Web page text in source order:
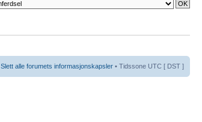
Slett alle forumets informasjonskapsler • Tidssone UTC [ DST ]